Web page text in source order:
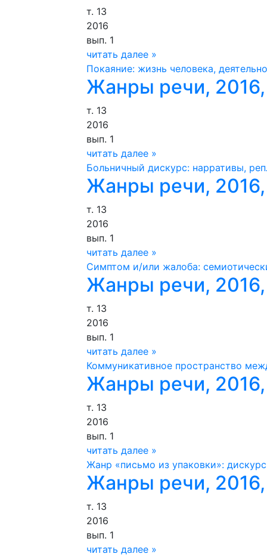
т. 13
2016
вып. 1
читать далее »
Покаяние: жизнь человека,
Жанры речи,
т. 13
2016
вып. 1
читать далее »
Больничный дискурс: нарративы,
Жанры речи,
т. 13
2016
вып. 1
читать далее »
Симптом и/или жалоба:
Жанры речи,
т. 13
2016
вып. 1
читать далее »
Коммуникативное пространство
Жанры речи,
т. 13
2016
вып. 1
читать далее »
Жанр «письмо из упаковки»:
Жанры речи,
т. 13
2016
вып. 1
читать далее »